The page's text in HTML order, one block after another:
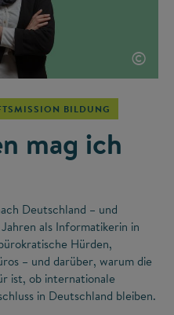
©
BILDUNG
mag ich
Deutschland – und
als Informatikerin in
Hürden,
– und darüber, warum die
ist, ob internationale
in Deutschland bleiben.